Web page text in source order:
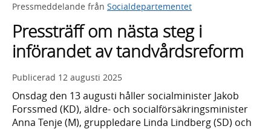
framträder
lista
med
sökförslag
Pressmeddelande från Socialdepartementet
Pressträff om nästa steg i
införandet av tandvårdsreform
Publicerad 12 augusti 2025
Onsdag den 13 augusti håller socialminister Jakob
Forssmed (KD), äldre- och socialförsäkringsminister
Anna Tenje (M), gruppledare Linda Lindberg (SD) och